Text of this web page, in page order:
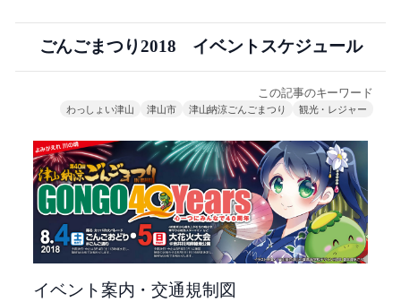
ごんごまつり2018 イベントスケジュール
この記事のキーワード
わっしょい津山 津山市 津山納涼ごんごまつり 観光・レジャー
イベント案内・交通規制図